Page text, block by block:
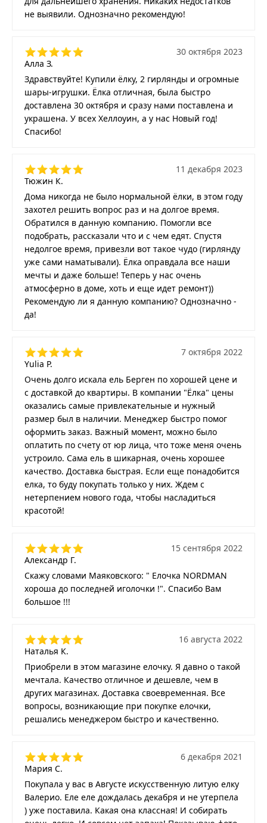
не выявили. Однозначно рекомендую!
Алла З.
30 октября 2023
Здравствуйте! Купили ёлку, 2 гирлянды и огромные
шары-игрушки. Ёлка отличная, была быстро
доставлена 30 октября и сразу нами поставлена и
украшена. У всех Хеллоуин, а у нас Новый год!
Спасибо!
Тюжин К.
11 декабря 2023
Дома никогда не было нормальной ёлки, в этом году
захотел решить вопрос раз и на долгое время.
Обратился в данную компанию. Помогли все
подобрать, рассказали что и с чем едят. Спустя
недолгое время, привезли вот такое чудо (гирлянду
уже сами наматывали). Ёлка оправдала все наши
мечты и даже больше! Теперь у нас очень
атмосферно в доме, хоть и еще идет ремонт))
Рекомендую ли я данную компанию? Однозначно -
да!
Yulia P.
7 октября 2022
Очень долго искала ель Берген по хорошей цене и
с доставкой до квартиры. В компании "Ёлка" цены
оказались самые привлекательные и нужный
размер был в наличии. Менеджер быстро помог
оформить заказ. Важный момент, можно было
оплатить по счету от юр лица, что тоже меня очень
устроило. Сама ель в шикарная, очень хорошее
качество. Доставка быстрая. Если еще понадобится
елка, то буду покупать только у них. Ждем с
нетерпением нового года, чтобы насладиться
красотой!
Александр Г.
15 сентября 2022
Скажу словами Маяковского: " Елочка NORDMAN
хороша до последней иголочки !". Спасибо Вам
большое !!!
Наталья К.
16 августа 2022
Приобрели в этом магазине елочку. Я давно о такой
мечтала. Качество отличное и дешевле, чем в
других магазинах. Доставка своевременная. Все
вопросы, возникающие при покупке елочки,
решались менеджером быстро и качественно.
Мария С.
6 декабря 2021
Покупала у вас в Августе искусственную литую елку
Валерио. Еле еле дождалась декабря и не утерпела
) уже поставила. Какая она классная! И собирать